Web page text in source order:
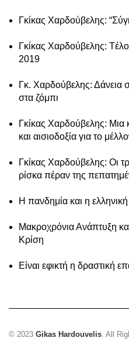
Γκίκας Χαρδούβελης:
Γκίκας Χαρδούβελης:
2019
Γκ. Χαρδούβελης: Δάνεια
στα ζόμπι
Γκίκας Χαρδούβελης: Μια
και αισιοδοξία για το
Γκίκας Χαρδούβελης: Οι
ρίσκα πέραν της
Η πανδημία και η ελληνική
Μακροχρόνια Ανάπτυξη
Κρίση
Είναι εφικτή η δραστική
© 2023 Gikas Hardouvelis . All